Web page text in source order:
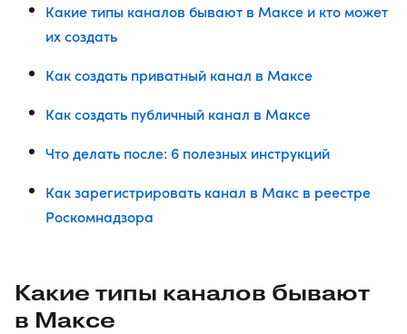
Какие типы каналов бывают в Максе и кто может
их создать
Как создать приватный канал в Максе
Как создать публичный канал в Максе
Что делать после: 6 полезных инструкций
Как зарегистрировать канал в Макс в реестре
Роскомнадзора
Какие типы каналов бывают
в Максе